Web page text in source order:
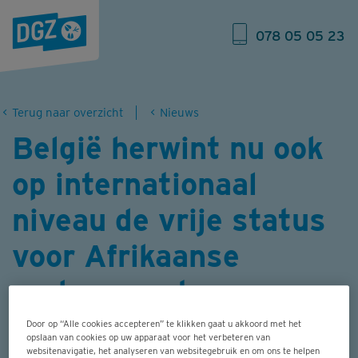
078 05 05 23
Terug naar overzicht Nieuws
België herwint nu ook
op internationaal
niveau de vrije status
voor Afrikaanse
varkenspest
Nadat de Europese Commissie op 20
Door op “Alle cookies accepteren” te klikken gaat u akkoord met het
opslaan van cookies op uw apparaat voor het verbeteren van
websitenavigatie, het analyseren van websitegebruik en om ons te helpen